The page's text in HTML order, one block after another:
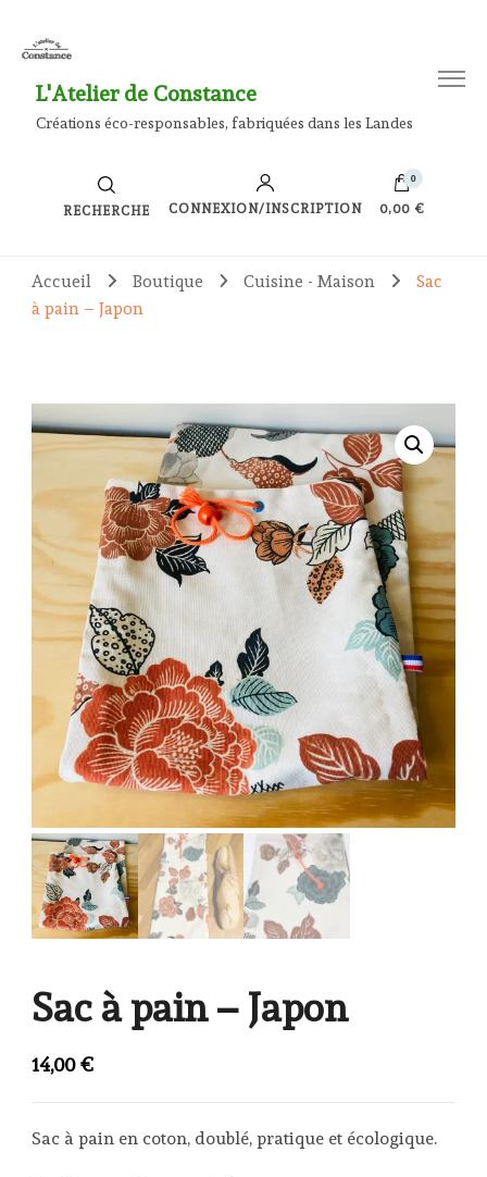
L'Atelier de Constance
Créations éco-responsables, fabriquées dans les Landes
RECHERCHE CONNEXION/INSCRIPTION
0
0,00 €
Accueil Boutique Cuisine - Maison
Sac
à pain – Japon
Sac à pain – Japon
14,00€
Sac à pain en coton, doublé, pratique et écologique.